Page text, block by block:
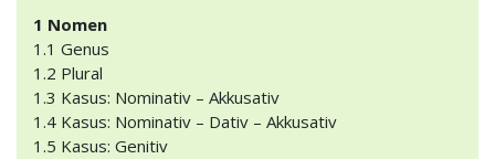
1 Nomen
1.1 Genus
1.2 Plural
1.3 Kasus: Nominativ – Akkusativ
1.4 Kasus: Nominativ – Dativ – Akkusativ
1.5 Kasus: Genitiv